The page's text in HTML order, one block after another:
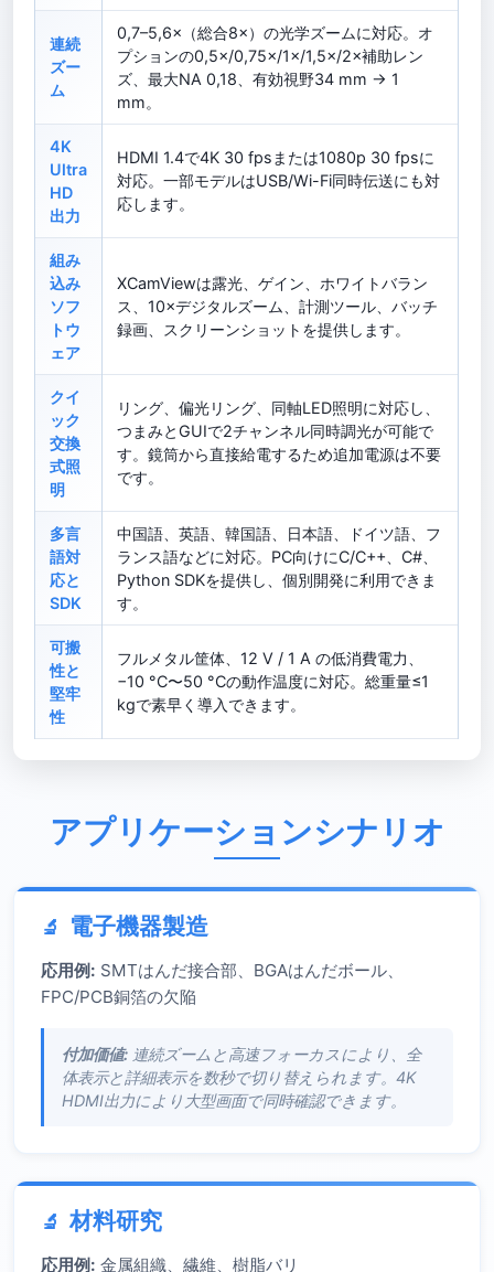
連続
ズー
ム
0,7–5,6×（総合8×）の光学ズームに対応。オ
プションの0,5×/0,75×/1×/1,5×/2×補助レン
ズ、最大NA 0,18、有効視野34 mm → 1
mm。
4K
Ultra
HD
出力
HDMI 1.4で4K 30 fpsまたは1080p 30 fpsに
対応。一部モデルはUSB/Wi-Fi同時伝送にも対
応します。
組み
込み
ソフ
トウ
ェア
XCamViewは露光、ゲイン、ホワイトバラン
ス、10×デジタルズーム、計測ツール、バッチ
録画、スクリーンショットを提供します。
クイ
ック
交換
式照
明
リング、偏光リング、同軸LED照明に対応し、
つまみとGUIで2チャンネル同時調光が可能で
す。鏡筒から直接給電するため追加電源は不要
です。
多言
語対
応と
SDK
中国語、英語、韓国語、日本語、ドイツ語、フ
ランス語などに対応。PC向けにC/C++、C#、
Python SDKを提供し、個別開発に利用できま
す。
可搬
性と
堅牢
性
フルメタル筐体、12 V / 1 A の低消費電力、
−10 °C〜50 °Cの動作温度に対応。総重量≤1
kgで素早く導入できます。
アプリケーションシナリオ
電子機器製造
応用例: SMTはんだ接合部、BGAはんだボール、
FPC/PCB銅箔の欠陥
付加価値: 連続ズームと高速フォーカスにより、全
体表示と詳細表示を数秒で切り替えられます。4K
HDMI出力により大型画面で同時確認できます。
材料研究
応用例: 金属組織、繊維、樹脂バリ